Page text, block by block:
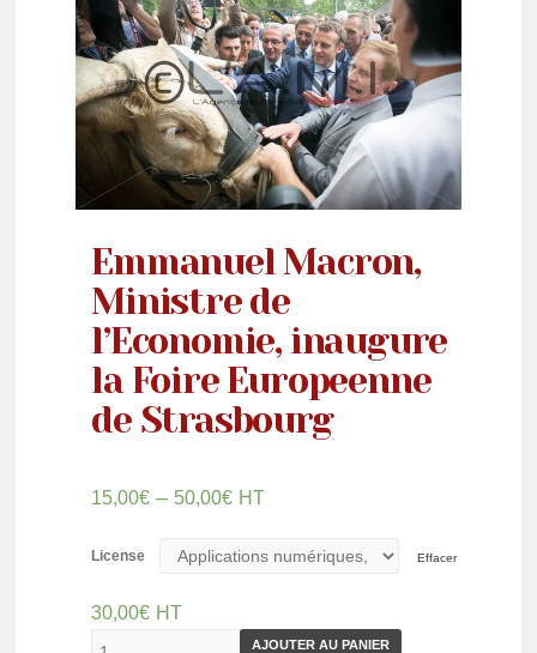
Emmanuel Macron,
Ministre de
l’Economie, inaugure
la Foire Europeenne
de Strasbourg
15,00€ – 50,00€ HT
License Effacer
30,00€ HT
AJOUTER AU PANIER